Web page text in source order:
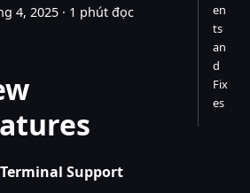
4, 2025 · 1 phút đọc
Support
en
ts
an
d
Fix
es